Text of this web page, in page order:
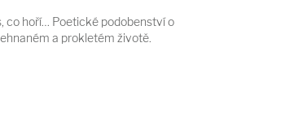
Poetické podobenství o
a prokletém životě.